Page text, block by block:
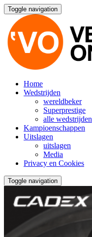
Toggle navigation
Home
Wedstrijden
wereldbeker
Superprestige
alle wedstrijden
Kampioenschappen
Uitslagen
uitslagen
Media
Privacy en Cookies
Toggle navigation